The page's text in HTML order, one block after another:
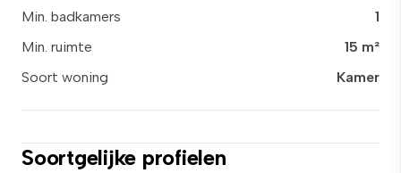
Min. badkamers
1
Min. ruimte
15 m²
Soort woning
Kamer
Soortgelijke profielen